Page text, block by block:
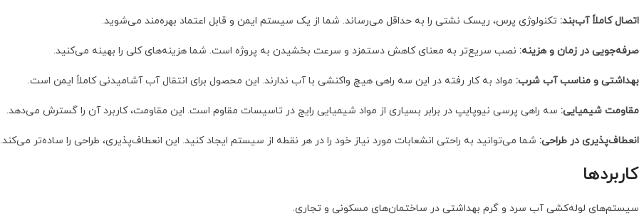
اتصال کاملاً آب‌بند: تکنولوژی پرس، ریسک نشتی را به حداقل می‌رساند. شما از یک سیستم ایمن و قابل اعتماد بهره‌مند می‌شوید.
صرفه‌جویی در زمان و هزینه: نصب سریع‌تر به معنای کاهش دستمزد و سرعت بخشیدن به پروژه است. شما هزینه‌های کلی را بهینه می‌کنید.
بهداشتی و مناسب آب شرب: مواد به کار رفته در این سه راهی هیچ واکنشی با آب ندارند. این محصول برای انتقال آب آشامیدنی کاملاً ایمن است.
مقاومت شیمیایی: سه راهی پرسی نیوپایپ در برابر بسیاری از مواد شیمیایی رایج در تاسیسات مقاوم است. این مقاومت، کاربرد آن را گسترش می‌دهد.
انعطاف‌پذیری در طراحی: شما می‌توانید به راحتی انشعابات مورد نیاز خود را در هر نقطه از سیستم ایجاد کنید. این انعطاف‌پذیری، طراحی را ساده‌تر می‌کند.
کاربردها
سیستم‌های لوله‌کشی آب سرد و گرم بهداشتی در ساختمان‌های مسکونی و تجاری.